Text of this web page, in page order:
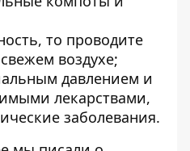
то проводите
воздухе;
давлением и
лекарствами,
заболевания.